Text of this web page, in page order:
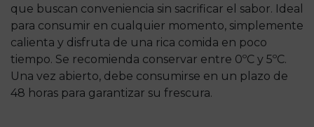
que buscan conveniencia sin sacrificar el sabor. Ideal
para consumir en cualquier momento, simplemente
calienta y disfruta de una rica comida en poco
tiempo. Se recomienda conservar entre 0ºC y 5ºC.
Una vez abierto, debe consumirse en un plazo de
48 horas para garantizar su frescura.